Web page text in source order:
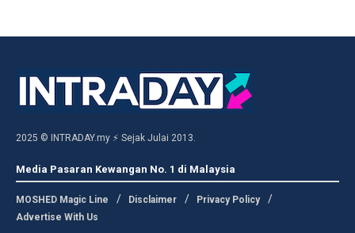
2025 © INTRADAY.my ⚡ Sejak Julai 2013.
Media Pasaran Kewangan No. 1 di Malaysia
MOSHED Magic Line Disclaimer
Privacy Policy
Advertise With Us